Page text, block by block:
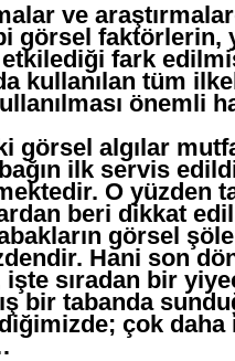
ve
görsel faktörlerin,
etkilediği fark
kullanılan tüm
önemli
görsel algılar
ilk servis
O yüzden
beri dikkat
görsel
Hani son
işte sıradan bir
bir tabanda
çok daha